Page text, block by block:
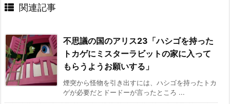
関連記事
不思議の国のアリス23「ハシゴを持った
トカゲにミスターラビットの家に入って
もらうようお願いする」
煙突から怪物を引き出すには、ハシゴを持ったトカ
ゲが必要だとドードーが言ったところ ...